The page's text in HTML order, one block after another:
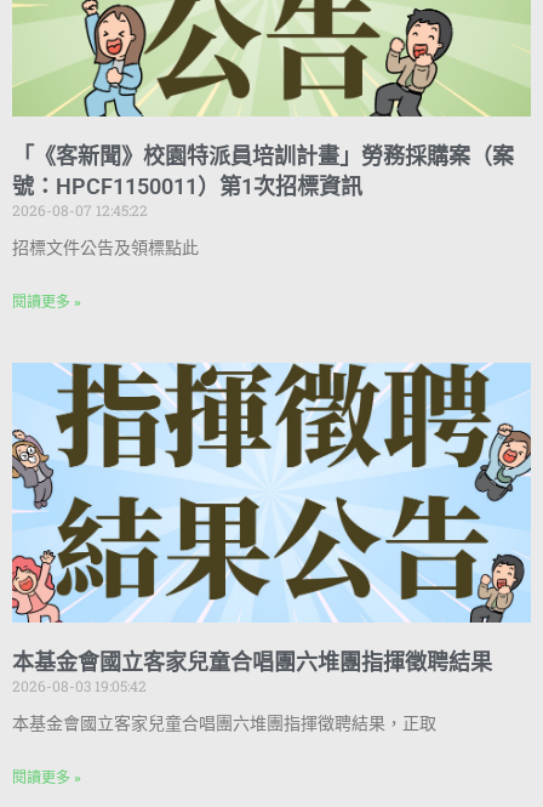
「《客新聞》校園特派員培訓計畫」勞務採購案（案
號：HPCF1150011）第1次招標資訊
2026-08-07 12:45:22
招標文件公告及領標點此
閱讀更多 »
本基金會國立客家兒童合唱團六堆團指揮徵聘結果
2026-08-03 19:05:42
本基金會國立客家兒童合唱團六堆團指揮徵聘結果，正取
閱讀更多 »